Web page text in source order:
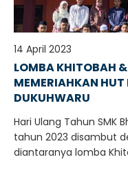
14 April 2023
LOMBA KHITOBAH
MEMERIAHKAN
DUKUHWARU
Hari Ulang Tahun SMK
tahun 2023 disambut
diantaranya lomba